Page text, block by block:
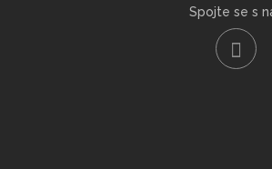
Spojte se s